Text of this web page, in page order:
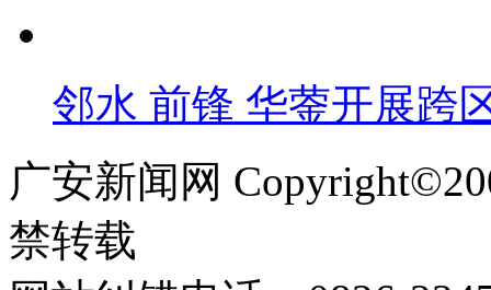
邻水 前锋 华蓥开展跨
广安新闻网
禁转载